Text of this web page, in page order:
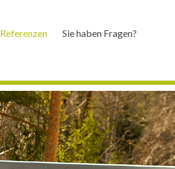
Referenzen Sie haben Fragen?